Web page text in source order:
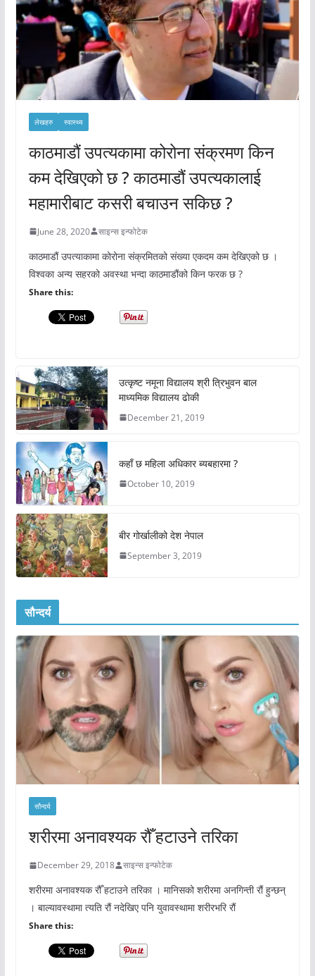
लेखहरु स्वास्थ्य
काठमाडौं उपत्यकामा कोरोना संक्रमण किन
कम देखिएको छ ? काठमाडौं उपत्यकालाई
महामारीबाट कसरी बचाउन सकिछ ?
June 28, 2020 साइन्स इन्फोटेक
काठमाडौं उपत्याकामा कोरोना संक्रमितको संख्या एकदम कम देखिएको छ ।
विश्वका अन्य सहरको अवस्था भन्दा काठमाडौंको किन फरक छ ?
Share this:
उत्कृष्ट नमूना विद्यालय श्री त्रिभुवन बाल
माध्यमिक विद्यालय ढोकी
December 21, 2019
कहाँ छ महिला अधिकार ब्यबहारमा ?
October 10, 2019
बीर गोर्खालीको देश नेपाल
September 3, 2019
सौन्दर्य
सौन्दर्य
शरीरमा अनावश्यक रौँ हटाउने तरिका
December 29, 2018 साइन्स इन्फोटेक
शरीरमा अनावश्यक रौँ हटाउने तरिका । मानिसको शरीरमा अनगिन्ती रौं हुन्छन्
। बाल्यावस्थामा त्यति रौं नदेखिए पनि युवावस्थामा शरीरभरि रौं
Share this: